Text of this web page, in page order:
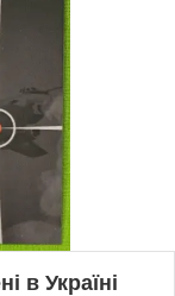
в Україні